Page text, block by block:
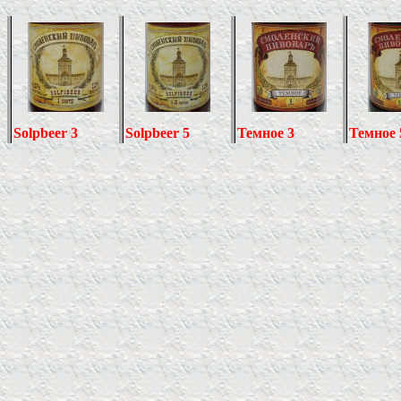
Solpbeer 3 Solpbeer 5 Темное 3 Темное